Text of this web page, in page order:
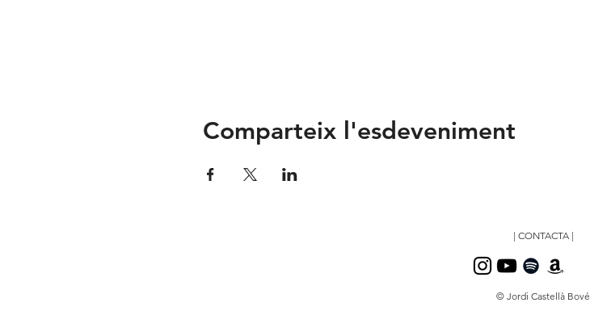
Comparteix l'esdeveniment
| CONTACTA |
© Jordi Castellà Bové